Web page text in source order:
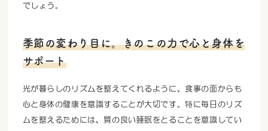
でしょう。
季節の変わり目に。きのこの力で心と身体を
サポート
光が暮らしのリズムを整えてくれるように、食事の面からも
心と身体の健康を意識することが大切です。特に毎日のリズ
ムを整えるためには、質の良い睡眠をとることを意識してい